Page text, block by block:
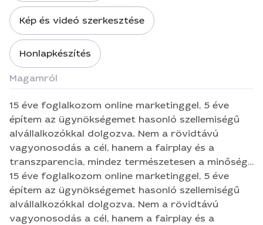
Kép és videó szerkesztése
Honlapkészítés
Magamról
15 éve foglalkozom online marketinggel, 5 éve
építem az ügynökségemet hasonló szellemiségű
alvállalkozókkal dolgozva. Nem a rövidtávú
vagyonosodás a cél, hanem a fairplay és a
transzparencia, mindez természetesen a minőségi
kivitelezés mellett. Minőségi nívómat,
professzionizmus iránti elkötelezettségemet a
BMW-vel való együttműködésem során
határoztam meg. Az ott elvárt precíziót veszem
15 éve foglalkozom online marketinggel, 5 éve
építem az ügynökségemet hasonló szellemiségű
alvállalkozókkal dolgozva. Nem a rövidtávú
vagyonosodás a cél, hanem a fairplay és a